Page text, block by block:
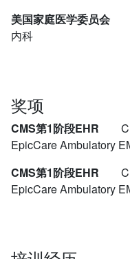
美国家庭医学委员会
内科
奖项
CMS第1阶段EHR
EpicCare Ambulatory
CMS第1阶段EHR
EpicCare Ambulatory